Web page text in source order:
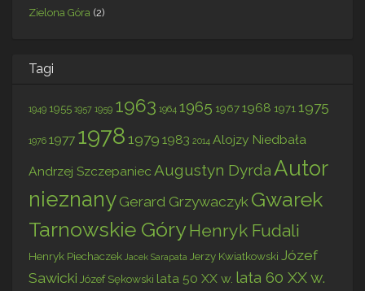
Zielona Góra (2)
Tagi
1949 1955 1957 1959 1963 1964 1965 19671968 19711975
1976 1977 1978 1979 1983 2014 Alojzy Niedbała
Andrzej Szczepaniec Augustyn DyrdaAutor
nieznany Gerard Grzywaczyk Gwarek
Tarnowskie GóryHenryk Fudali
Henryk Piechaczek Jacek Sarapata Jerzy Kwiatkowski Józef
Sawicki Józef Sękowski lata 50 XX w. lata 60 XX w.